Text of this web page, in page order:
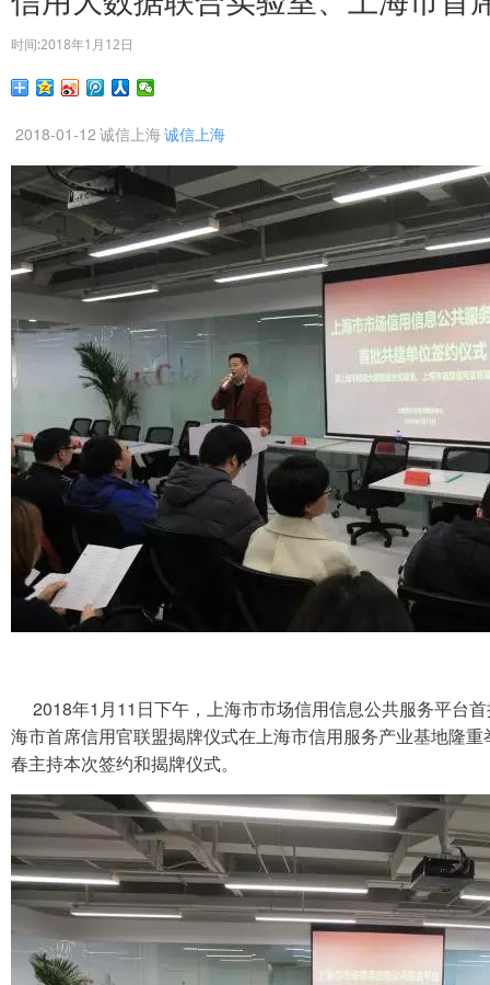
时间:2018年1月12日
2018-01-12 诚信上海诚信上海
2018年1月11日下午，上海市市场信用信息公共服务平台
海市首席信用官联盟揭牌仪式在上海市信用服务产业基地隆
春主持本次签约和揭牌仪式。